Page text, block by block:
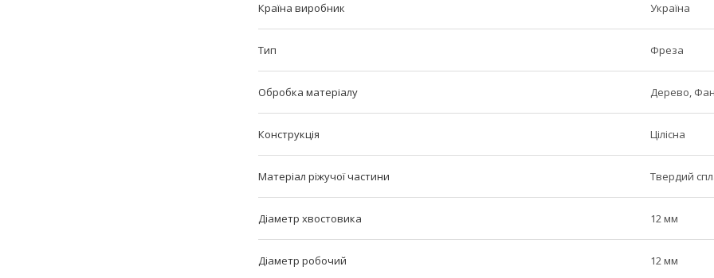
Країна виробник Україна
Тип Фреза
Обробка матеріалу Дерево,
Конструкція Цілісна
Матеріал ріжучої частини Твердий
Діаметр хвостовика 12 мм
Діаметр робочий 12 мм